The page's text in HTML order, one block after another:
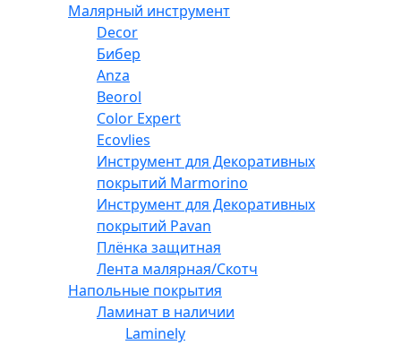
Малярный инструмент
Decor
Бибер
Anza
Beorol
Color Expert
Ecovlies
Инструмент для Декоративных
покрытий Marmorino
Инструмент для Декоративных
покрытий Pavan
Плёнка защитная
Лента малярная/Скотч
Напольные покрытия
Ламинат в наличии
Laminely